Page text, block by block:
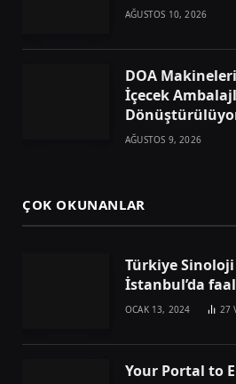
AĞUSTOS 10, 2026
DOA
İçecek
AĞUSTOS 9, 2026
ÇOK OKUNANLAR
Türkiye
İstanbul’da
OCAK 13, 2024 27
Your Portal to